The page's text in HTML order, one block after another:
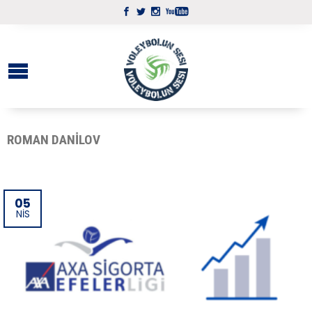
ROMAN DANILOV
05
NIS